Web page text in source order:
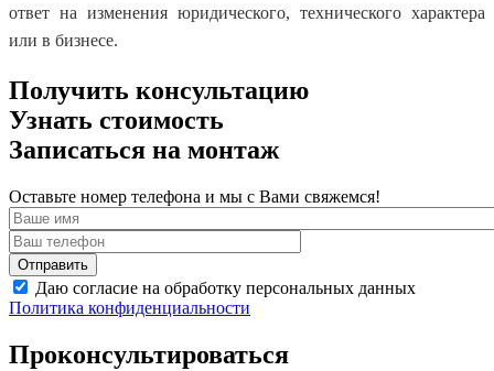
ответ на изменения юридического, технического характера
или в бизнесе.
Получить консультацию
Узнать стоимость
Записаться на монтаж
Оставьте номер телефона и мы с Вами свяжемся!
Даю согласие на обработку персональных данных
Политика конфиденциальности
Проконсультироваться